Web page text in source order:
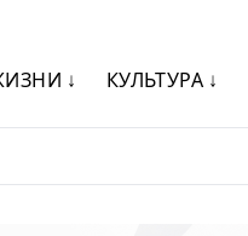
↓ КУЛЬТУРА ↓